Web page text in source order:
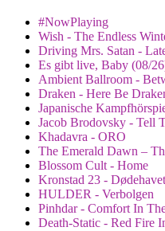
#NowPlaying
Wish - The Endless
Driving Mrs. Satan -
Es gibt live, Baby (08/
Ambient Ballroom -
Draken - Here Be
Japanische
Jacob Brodovsky - Tell
Khadavra - ORO
The Emerald Dawn –
Blossom Cult - Home
Kronstad 23 - Dødehavet
HULDER - Verbolgen
Pinhdar - Comfort In
Death-Static - Red Fire